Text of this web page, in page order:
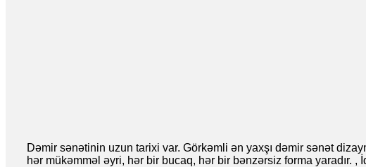
Dəmir sənətinin uzun tarixi var. Görkəmli ən yaxşı dəmir sənət
hər mükəmməl əyri, hər bir bucaq, hər bir bənzərsiz forma yaradır.